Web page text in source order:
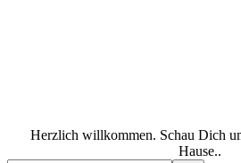
Herzlich willkommen. Schau Dich
Hause..